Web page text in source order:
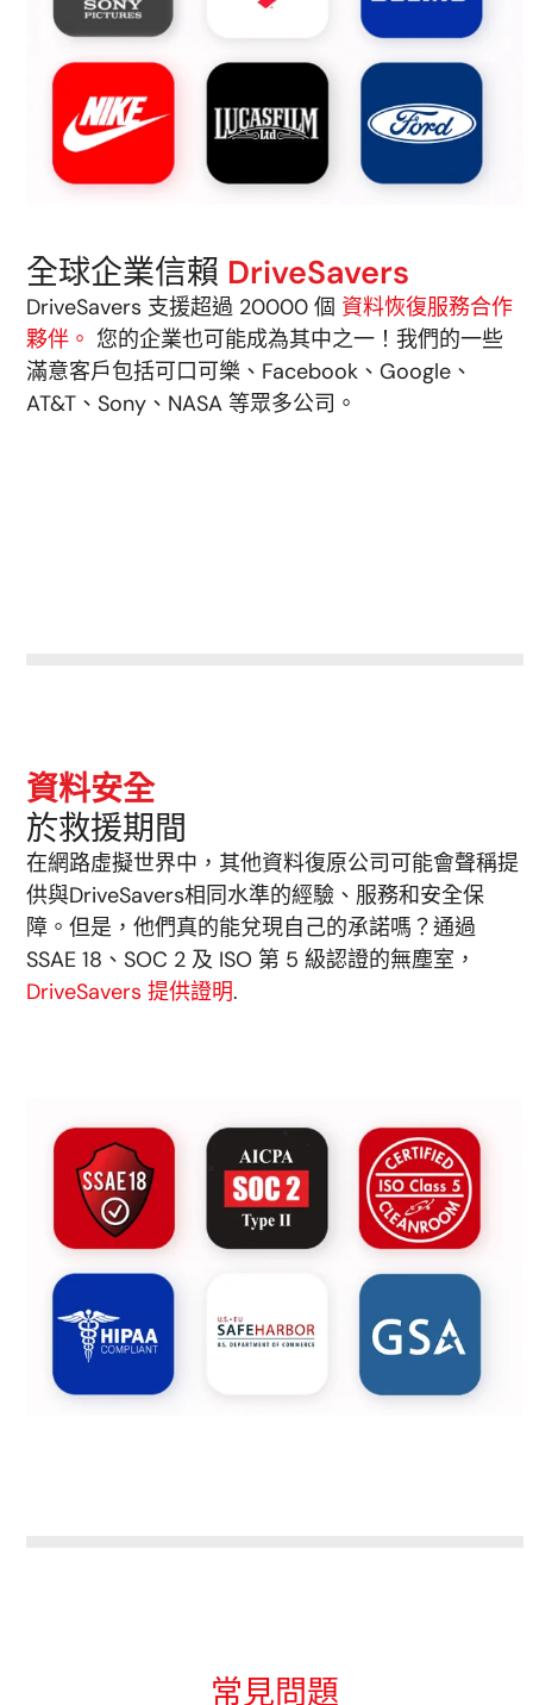
全球企業信賴 DriveSavers
DriveSavers 支援超過 20000 個 資料恢復服務合作
夥伴。 您的企業也可能成為其中之一！我們的一些
滿意客戶包括可口可樂、Facebook、Google、
AT&T、Sony、NASA 等眾多公司。
資料安全
於救援期間
在網路虛擬世界中，其他資料復原公司可能會聲稱提
供與DriveSavers相同水準的經驗、服務和安全保
障。但是，他們真的能兌現自己的承諾嗎？通過
SSAE 18、SOC 2 及 ISO 第 5 級認證的無塵室，
DriveSavers 提供證明.
常見問題